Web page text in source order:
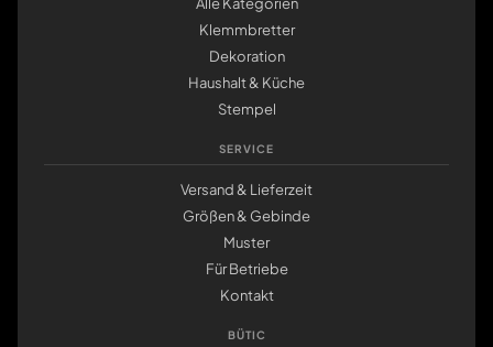
Alle Kategorien
Klemmbretter
Dekoration
Haushalt & Küche
Stempel
SERVICE
Versand & Lieferzeit
Größen & Gebinde
Muster
Für Betriebe
Kontakt
BÜTIC